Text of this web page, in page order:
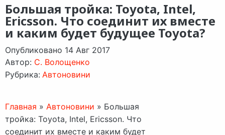
Большая тройка: Toyota, Intel,
Ericsson. Что соединит их вместе
и каким будет будущее Toyota?
Опубликовано 14 Авг 2017
Автор: C. Волощенко
Рубрика: Автоновини
Главная » Автоновини » Большая
тройка: Toyota, Intel, Ericsson. Что
соединит их вместе и каким будет